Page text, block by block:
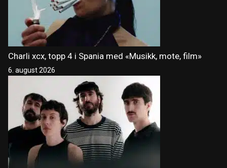
Charli xcx, topp 4 i Spania med «Musikk, mote, film»
6. august 2026